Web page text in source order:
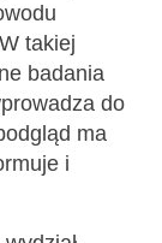
takiej
badania
do
ma
i